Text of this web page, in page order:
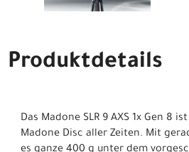
Produktdetails
Das Madone SLR 9 AXS 1x Gen 8
Madone Disc aller Zeiten. Mit